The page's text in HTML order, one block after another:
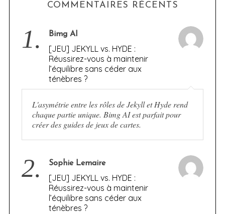
COMMENTAIRES RÉCENTS
1. Bimg AI
[JEU] JEKYLL vs. HYDE :
Réussirez-vous à maintenir
l’équilibre sans céder aux
ténèbres ?
L'asymétrie entre les rôles de Jekyll et Hyde rend
chaque partie unique. Bimg AI est parfait pour
créer des guides de jeux de cartes.
2. Sophie Lemaire
[JEU] JEKYLL vs. HYDE :
Réussirez-vous à maintenir
l’équilibre sans céder aux
ténèbres ?